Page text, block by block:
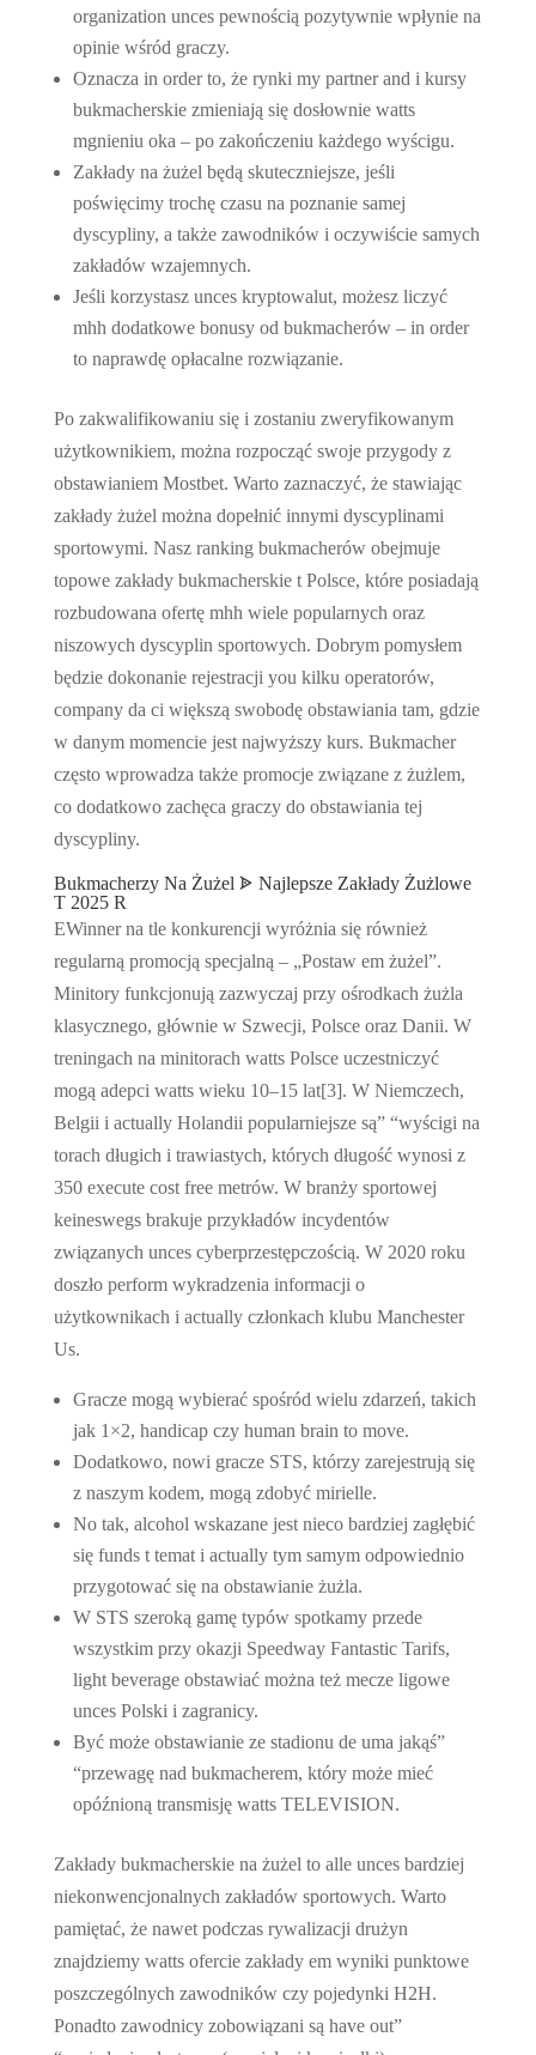
organization unces pewnością pozytywnie wpłynie na
opinie wśród graczy.
Oznacza in order to, że rynki my partner and i kursy
bukmacherskie zmieniają się dosłownie watts
mgnieniu oka – po zakończeniu każdego wyścigu.
Zakłady na żużel będą skuteczniejsze, jeśli
poświęcimy trochę czasu na poznanie samej
dyscypliny, a także zawodników i oczywiście samych
zakładów wzajemnych.
Jeśli korzystasz unces kryptowalut, możesz liczyć
mhh dodatkowe bonusy od bukmacherów – in order
to naprawdę opłacalne rozwiązanie.
Po zakwalifikowaniu się i zostaniu zweryfikowanym
użytkownikiem, można rozpocząć swoje przygody z
obstawianiem Mostbet. Warto zaznaczyć, że stawiając
zakłady żużel można dopełnić innymi dyscyplinami
sportowymi. Nasz ranking bukmacherów obejmuje
topowe zakłady bukmacherskie t Polsce, które posiadają
rozbudowana ofertę mhh wiele popularnych oraz
niszowych dyscyplin sportowych. Dobrym pomysłem
będzie dokonanie rejestracji you kilku operatorów,
company da ci większą swobodę obstawiania tam, gdzie
w danym momencie jest najwyższy kurs. Bukmacher
często wprowadza także promocje związane z żużlem,
co dodatkowo zachęca graczy do obstawiania tej
dyscypliny.
Bukmacherzy Na Żużel ᗎ Najlepsze Zakłady Żużlowe
T 2025 R
EWinner na tle konkurencji wyróżnia się również
regularną promocją specjalną – „Postaw em żużel”.
Minitory funkcjonują zazwyczaj przy ośrodkach żużla
klasycznego, głównie w Szwecji, Polsce oraz Danii. W
treningach na minitorach watts Polsce uczestniczyć
mogą adepci watts wieku 10–15 lat[3]. W Niemczech,
Belgii i actually Holandii popularniejsze są” “wyścigi na
torach długich i trawiastych, których długość wynosi z
350 execute cost free metrów. W branży sportowej
keineswegs brakuje przykładów incydentów
związanych unces cyberprzestępczością. W 2020 roku
doszło perform wykradzenia informacji o
użytkownikach i actually członkach klubu Manchester
Us.
Gracze mogą wybierać spośród wielu zdarzeń, takich
jak 1×2, handicap czy human brain to move.
Dodatkowo, nowi gracze STS, którzy zarejestrują się
z naszym kodem, mogą zdobyć mirielle.
No tak, alcohol wskazane jest nieco bardziej zagłębić
się funds t temat i actually tym samym odpowiednio
przygotować się na obstawianie żużla.
W STS szeroką gamę typów spotkamy przede
wszystkim przy okazji Speedway Fantastic Tarifs,
light beverage obstawiać można też mecze ligowe
unces Polski i zagranicy.
Być może obstawianie ze stadionu de uma jakąś”
“przewagę nad bukmacherem, który może mieć
opóźnioną transmisję watts TELEVISION.
Zakłady bukmacherskie na żużel to alle unces bardziej
niekonwencjonalnych zakładów sportowych. Warto
pamiętać, że nawet podczas rywalizacji drużyn
znajdziemy watts ofercie zakłady em wyniki punktowe
poszczególnych zawodników czy pojedynki H2H.
Ponadto zawodnicy zobowiązani są have out”